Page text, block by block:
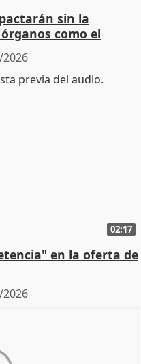
sin la
como el
02:17
en la oferta de